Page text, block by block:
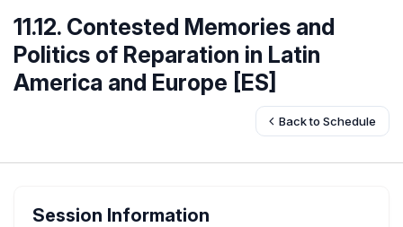
11.12. Contested Memories and
Politics of Reparation in Latin
America and Europe [ES]
Back to Schedule
Session Information